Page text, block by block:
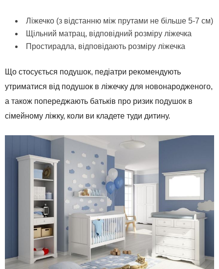
Ліжечко (з відстанню між прутами не більше 5-7 см)
Щільний матрац, відповідний розміру ліжечка
Простирадла, відповідають розміру ліжечка
Що стосується подушок, педіатри рекомендують
утриматися від подушок в ліжечку для новонародженого,
а також попереджають батьків про ризик подушок в
сімейному ліжку, коли ви кладете туди дитину.